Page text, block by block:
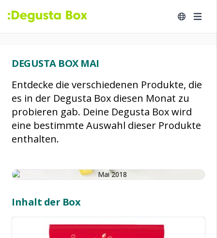
DEGUSTA BOX MAI
Entdecke die verschiedenen Produkte, die
es in der Degusta Box diesen Monat zu
probieren gab. Deine Degusta Box wird
eine bestimmte Auswahl dieser Produkte
enthalten.
Inhalt der Box